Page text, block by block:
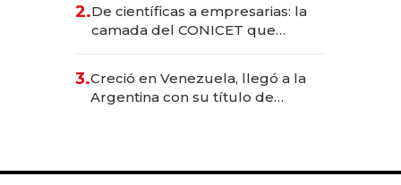
2.De científicas a empresarias: la
camada del CONICET que
3.Creció en Venezuela, llegó a la
Argentina con su título de